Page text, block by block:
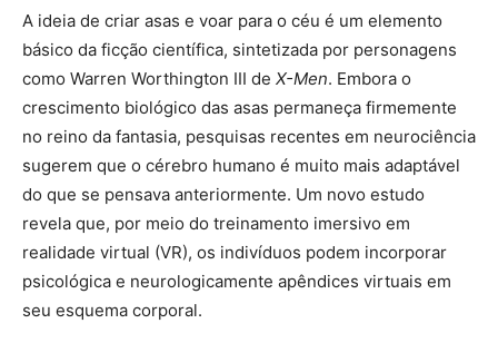
A ideia de criar asas e voar para o céu é um elemento
básico da ficção científica, sintetizada por personagens
como Warren Worthington III de X-Men. Embora o
crescimento biológico das asas permaneça firmemente
no reino da fantasia, pesquisas recentes em neurociência
sugerem que o cérebro humano é muito mais adaptável
do que se pensava anteriormente. Um novo estudo
revela que, por meio do treinamento imersivo em
realidade virtual (VR), os indivíduos podem incorporar
psicológica e neurologicamente apêndices virtuais em
seu esquema corporal.